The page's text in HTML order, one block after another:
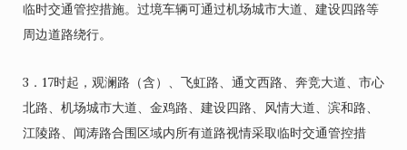
临时交通管控措施。过境车辆可通过机场城市大道、建设四路等
周边道路绕行。
3．17时起，观澜路（含）、飞虹路、通文西路、奔竞大道、市心
北路、机场城市大道、金鸡路、建设四路、风情大道、滨和路、
江陵路、闻涛路合围区域内所有道路视情采取临时交通管控措